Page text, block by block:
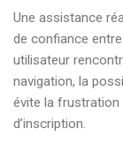
Une assistance
de confiance
utilisateur
navigation, la
évite la frustration
d’inscription.